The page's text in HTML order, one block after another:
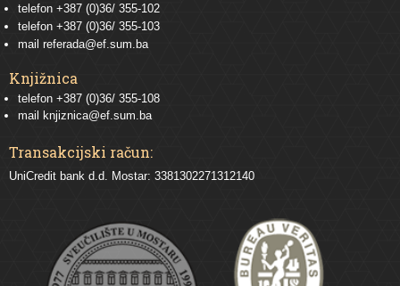
telefon +387 (0)36/ 355-102
telefon +387 (0)36/ 355-103
mail referada@ef.sum.ba
Knjižnica
telefon +387 (0)36/ 355-108
mail knjiznica@ef.sum.ba
Transakcijski račun:
UniCredit bank d.d. Mostar: 3381302271312140